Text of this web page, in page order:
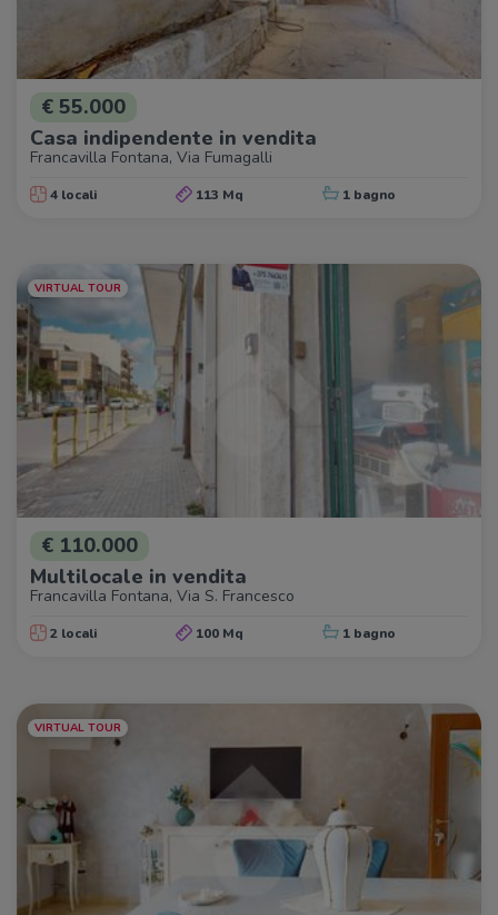
€ 55.000
Casa indipendente in vendita
Francavilla Fontana, Via Fumagalli
4 locali 113 Mq 1 bagno
VIRTUAL TOUR
€ 110.000
Multilocale in vendita
Francavilla Fontana, Via S. Francesco
2 locali 100 Mq 1 bagno
VIRTUAL TOUR